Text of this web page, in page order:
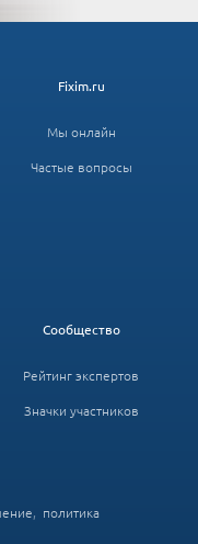
Fixim.ru
Мы онлайн
Частые вопросы
Сообщество
Рейтинг экспертов
Значки участников
, политика